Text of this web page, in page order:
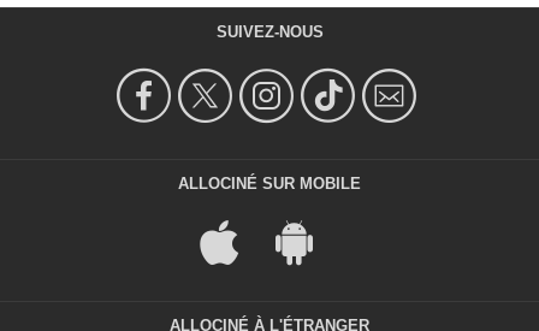
SUIVEZ-NOUS
ALLOCINÉ SUR MOBILE
ALLOCINÉ À L'ÉTRANGER